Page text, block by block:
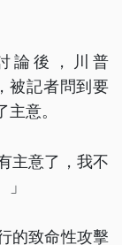
論後，川普
被記者問到要
意。
主意了，我不
的致命性攻擊